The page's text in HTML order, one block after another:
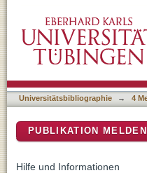
Labrumrefixation
Universitätsbibliographie → 4
PUBLIKATION MELDEN
Hilfe und Informationen